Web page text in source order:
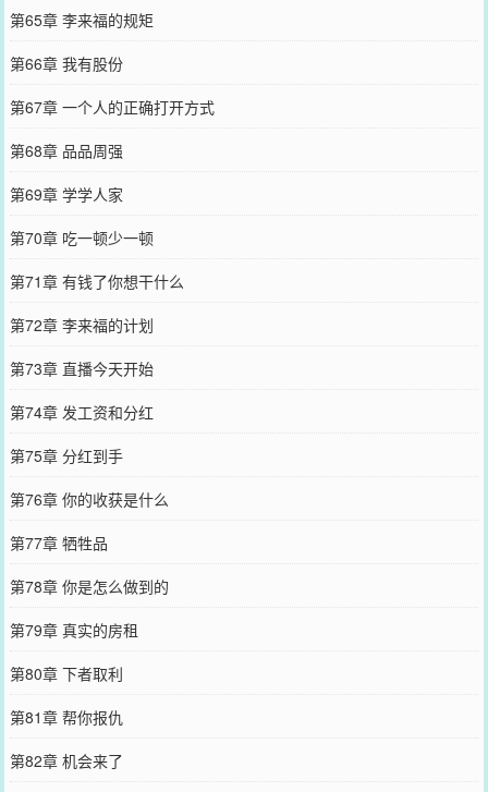
第65章 李来福的规矩
第66章 我有股份
第67章 一个人的正确打开方式
第68章 品品周强
第69章 学学人家
第70章 吃一顿少一顿
第71章 有钱了你想干什么
第72章 李来福的计划
第73章 直播今天开始
第74章 发工资和分红
第75章 分红到手
第76章 你的收获是什么
第77章 牺牲品
第78章 你是怎么做到的
第79章 真实的房租
第80章 下者取利
第81章 帮你报仇
第82章 机会来了